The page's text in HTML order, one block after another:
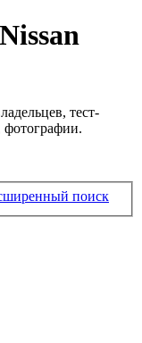
тест-
фотографии.
поиск